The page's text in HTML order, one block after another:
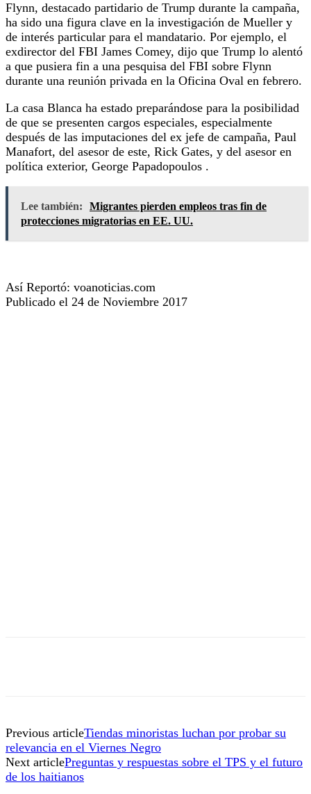
Flynn, destacado partidario de Trump durante la campaña,
ha sido una figura clave en la investigación de Mueller y
de interés particular para el mandatario. Por ejemplo, el
exdirector del FBI James Comey, dijo que Trump lo alentó
a que pusiera fin a una pesquisa del FBI sobre Flynn
durante una reunión privada en la Oficina Oval en febrero.
La casa Blanca ha estado preparándose para la posibilidad
de que se presenten cargos especiales, especialmente
después de las imputaciones del ex jefe de campaña, Paul
Manafort, del asesor de este, Rick Gates, y del asesor en
política exterior, George Papadopoulos .
Lee también:
Migrantes pierden empleos tras fin de
protecciones migratorias en EE. UU.
Así Reportó: voanoticias.com
Publicado el 24 de Noviembre 2017
Previous articleTiendas minoristas luchan por probar su
relevancia en el Viernes Negro
Next articlePreguntas y respuestas sobre el TPS y el futuro
de los haitianos